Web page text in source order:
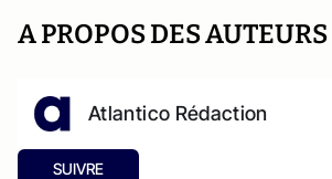
A PROPOS DES AUTEURS
Atlantico Rédaction
SUIVRE